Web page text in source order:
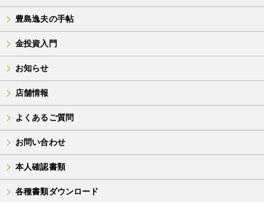
豊島逸夫の手帖
金投資入門
お知らせ
店舗情報
よくあるご質問
お問い合わせ
本人確認書類
各種書類ダウンロード